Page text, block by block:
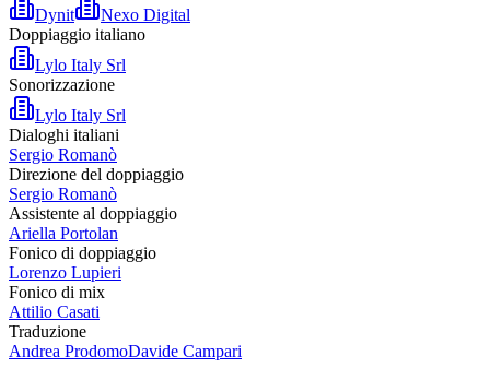
Dynit
Nexo Digital
Doppiaggio italiano
Lylo Italy Srl
Sonorizzazione
Lylo Italy Srl
Dialoghi italiani
Sergio Romanò
Direzione del doppiaggio
Sergio Romanò
Assistente al doppiaggio
Ariella Portolan
Fonico di doppiaggio
Lorenzo Lupieri
Fonico di mix
Attilio Casati
Traduzione
Andrea ProdomoDavide Campari